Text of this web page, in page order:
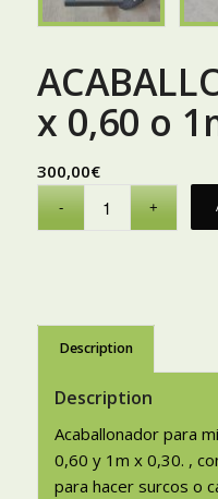
x 0,60 o
300,00€
Description
Description
Acaballonador para
0,60 y 1m x 0,30. ,
para hacer surcos o